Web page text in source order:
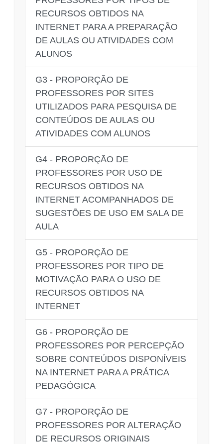
RECURSOS OBTIDOS NA
INTERNET PARA A PREPARAÇÃO
DE AULAS OU ATIVIDADES COM
ALUNOS
G3 - PROPORÇÃO DE
PROFESSORES POR SITES
UTILIZADOS PARA PESQUISA DE
CONTEÚDOS DE AULAS OU
ATIVIDADES COM ALUNOS
G4 - PROPORÇÃO DE
PROFESSORES POR USO DE
RECURSOS OBTIDOS NA
INTERNET ACOMPANHADOS DE
SUGESTÕES DE USO EM SALA DE
AULA
G5 - PROPORÇÃO DE
PROFESSORES POR TIPO DE
MOTIVAÇÃO PARA O USO DE
RECURSOS OBTIDOS NA
INTERNET
G6 - PROPORÇÃO DE
PROFESSORES POR PERCEPÇÃO
SOBRE CONTEÚDOS DISPONÍVEIS
NA INTERNET PARA A PRÁTICA
PEDAGÓGICA
G7 - PROPORÇÃO DE
PROFESSORES POR ALTERAÇÃO
DE RECURSOS ORIGINAIS